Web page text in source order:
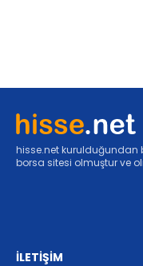
hisse.net kurulduğundan
borsa sitesi olmuştur ve
İLETİŞİM